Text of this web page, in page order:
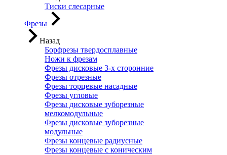
Тиски слесарные
Фрезы
Назад
Борфрезы твердосплавные
Ножи к фрезам
Фрезы дисковые 3-х сторонние
Фрезы отрезные
Фрезы торцевые насадные
Фрезы угловые
Фрезы дисковые зуборезные
мелкомодульные
Фрезы дисковые зуборезные
модульные
Фрезы концевые радиусные
Фрезы концевые с коническим